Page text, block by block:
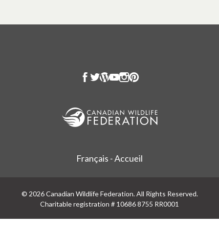
Français - Accueil
© 2026 Canadian Wildlife Federation. All Rights Reserved.
Charitable registration # 10686 8755 RR0001